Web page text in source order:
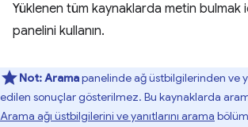
Yüklenen tüm kaynaklarda metin bulmak
panelini kullanın.
Not:Aramapanelinde ağ üstbilgilerinden ve
edilen sonuçlar gösterilmez. Bu kaynaklarda
Arama ağı üstbilgilerini ve yanıtlarını arama